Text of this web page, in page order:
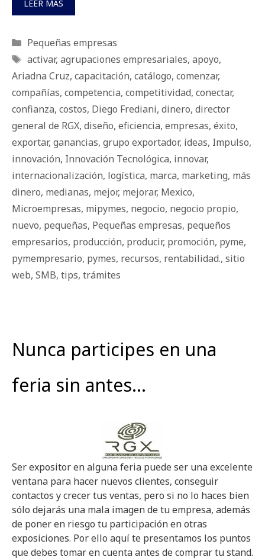
LEER MÁS
Categorías
Pequeñas empresas
Etiquetas
activar, agrupaciones empresariales, apoyo,
Ariadna Cruz, capacitación, catálogo, comenzar,
compañías, competencia, competitividad, conectar,
confianza, costos, Diego Frediani, dinero, director
general de RGX, diseño, eficiencia, empresas, éxito,
exportar, ganancias, grupo exportador, ideas, Impulso,
innovación, Innovación Tecnológica, innovar,
internacionalización, logística, marca, marketing, más
dinero, medianas, mejor, mejorar, Mexico,
Microempresas, mipymes, negocio, negocio propio,
nuevo, pequeñas, Pequeñas empresas, pequeños
empresarios, producción, producir, promoción, pyme,
pymempresario, pymes, recursos, rentabilidad., sitio
web, SMB, tips, trámites
Nunca participes en una
feria sin antes…
Ser expositor en alguna feria puede ser una excelente
ventana para hacer nuevos clientes, conseguir
contactos y crecer tus ventas, pero si no lo haces bien
sólo dejarás una mala imagen de tu empresa, además
de poner en riesgo tu participación en otras
exposiciones. Por ello aquí te presentamos los puntos
que debes tomar en cuenta antes de comprar tu stand.